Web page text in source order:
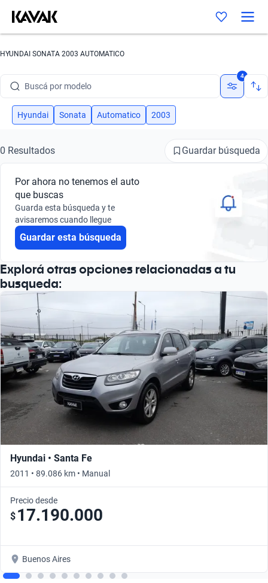
HYUNDAI SONATA 2003 AUTOMATICO
Buscá por modelo
Buscá por versión
Buscá por marca
Buscá por modelo
Buscá por versión
4
Hyundai Sonata Automatico 2003
0 Resultados Guardar búsqueda
Por ahora no tenemos el auto
que buscas
Guarda esta búsqueda y te
avisaremos cuando llegue
Guardar esta búsqueda
Explorá otras opciones relacionadas a tu
busqueda:
Hyundai • Santa Fe
2011 • 89.086 km • Manual
Precio desde
$ 17.190.000
Buenos Aires